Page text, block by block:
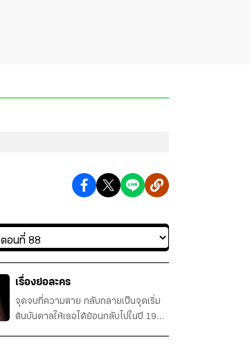
เรื่องย่อละคร
จุดจบที่ความตาย กลับกลายเป็นจุดเริ่ม
ต้นบันดาลให้เธอได้ย้อนกลับไปในปี 1985